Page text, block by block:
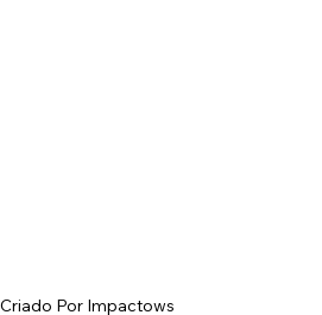
Criado Por Impactows